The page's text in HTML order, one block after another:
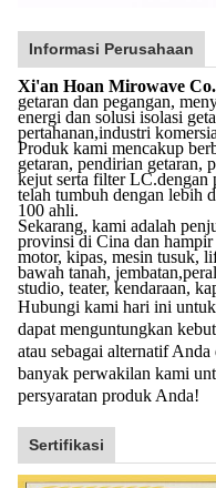
Informasi Perusahaan
Xi'an Hoan Mirowave
getaran dan pegangan,
energi dan solusi isolasi
pertahanan,industri
Produk kami mencakup
getaran, pendirian getaran,
kejut serta filter LC.dengan
telah tumbuh dengan lebih
100 ahli.
Sekarang, kami adalah
provinsi di Cina dan
motor, kipas, mesin tusuk,
bawah tanah,
studio, teater, kendaraan,
Hubungi kami hari ini
dapat menguntungkan
atau sebagai alternatif
banyak perwakilan kami
persyaratan produk Anda!
Sertifikasi